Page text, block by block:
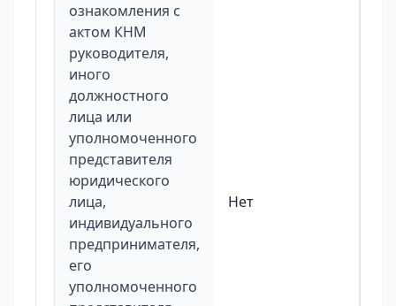
ознакомления с
актом КНМ
руководителя,
иного
должностного
лица или
уполномоченного
представителя
юридического
лица,
индивидуального
предпринимателя,
его
уполномоченного
Нет